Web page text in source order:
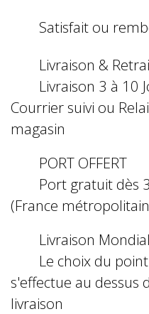
Satisfait ou
Livraison &
Livraison 3 à 10
Courrier suivi ou
magasin
PORT OFFERT
Port gratuit dès
(France
Livraison
Le choix du
s'effectue au dessus
livraison